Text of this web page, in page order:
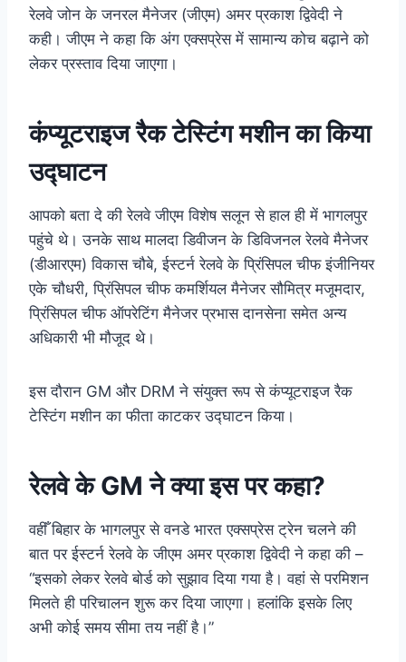
रेलवे जोन के जनरल मैनेजर (जीएम) अमर प्रकाश द्विवेदी ने
कही। जीएम ने कहा कि अंग एक्सप्रेस में सामान्य कोच बढ़ाने को
लेकर प्रस्ताव दिया जाएगा।
कंप्यूटराइज रैक टेस्टिंग मशीन का किया
उद्घाटन
आपको बता दे की रेलवे जीएम विशेष सलून से हाल ही में भागलपुर
पहुंचे थे। उनके साथ मालदा डिवीजन के डिविजनल रेलवे मैनेजर
(डीआरएम) विकास चौबे, ईस्टर्न रेलवे के प्रिंसिपल चीफ इंजीनियर
एके चौधरी, प्रिंसिपल चीफ कमर्शियल मैनेजर सौमित्र मजूमदार,
प्रिंसिपल चीफ ऑपरेटिंग मैनेजर प्रभास दानसेना समेत अन्य
अधिकारी भी मौजूद थे।
इस दौरान GM और DRM ने संयुक्त रूप से कंप्यूटराइज रैक
टेस्टिंग मशीन का फीता काटकर उद्घाटन किया।
रेलवे के GM ने क्या इस पर कहा?
वहीँ बिहार के भागलपुर से वनडे भारत एक्सप्रेस ट्रेन चलने की
बात पर ईस्टर्न रेलवे के जीएम अमर प्रकाश द्विवेदी ने कहा की –
“इसको लेकर रेलवे बोर्ड को सुझाव दिया गया है। वहां से परमिशन
मिलते ही परिचालन शुरू कर दिया जाएगा। हलांकि इसके लिए
अभी कोई समय सीमा तय नहीं है।”